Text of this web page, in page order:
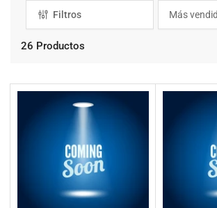
Filtros
r
a
26 Productos